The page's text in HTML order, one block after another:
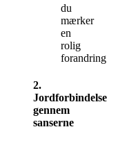
du
mærker
en
rolig
forandring
2.
Jordforbindelse
gennem
sanserne